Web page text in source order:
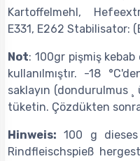
Kartoffelmehl,
E331, E262 Stabilisator:
Not: 100gr pişmiş
kullanılmıştır. -18
saklayın (dondurulmus ¸
tüketin. Çözdükten
Hinweis: 100 g
Rindfleischspieß